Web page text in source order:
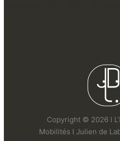
Copyright © 2026 I
Mobilités I Julien de